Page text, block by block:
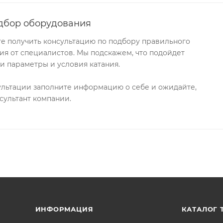
оборудования
получить консультацию по подбору правильного
от специалистов. Мы подскажем, что подойдет
параметры и условия катания.
заполните информацию о себе и ожидайте,
компании.
ИНФОРМАЦИЯ КАТАЛОГ